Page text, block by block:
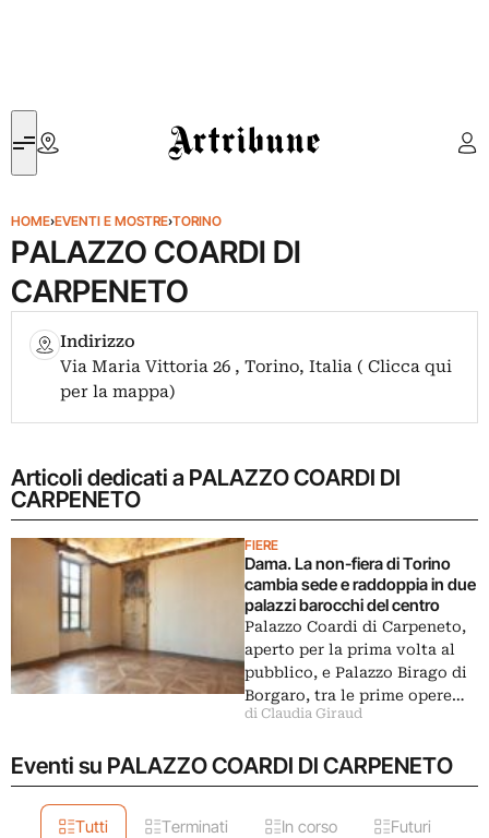
Artribune
HOME›EVENTI E MOSTRE›TORINO
PALAZZO COARDI DI
CARPENETO
Indirizzo
Via Maria Vittoria 26 , Torino, Italia ( Clicca qui
per la mappa)
Articoli dedicati a PALAZZO COARDI DI
CARPENETO
FIERE
Dama. La non-fiera di Torino
cambia sede e raddoppia in due
palazzi barocchi del centro
Palazzo Coardi di Carpeneto,
aperto per la prima volta al
pubblico, e Palazzo Birago di
Borgaro, tra le prime opere…
di Claudia Giraud
Eventi su PALAZZO COARDI DI CARPENETO
Tutti Terminati In corso Futuri